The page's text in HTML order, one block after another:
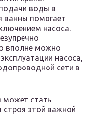
воды в
ванны помогает
насоса.
вполне можно
насоса,
сети в
может стать
строя этой важной